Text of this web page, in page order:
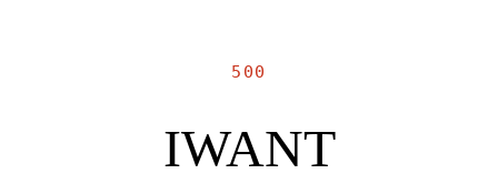
500
IWANT